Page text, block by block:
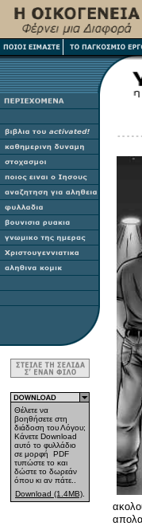
Θέλετε να
βοηθήσετε στη
διάδοση του Λόγου;
Κάνετε Download
αυτό το φυλλάδιο
σε μορφή PDF
τυπώστε το και
δώστε το δωρεάν
όπου κι αν πάτε..
Download (1.4MB)